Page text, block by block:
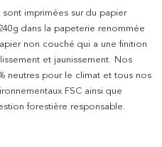
imprimées sur du papier
dans la papeterie renommée
non couché qui a une finition
et jaunissement. Nos
neutres pour le climat et tous nos
FSC ainsi que
forestière responsable.